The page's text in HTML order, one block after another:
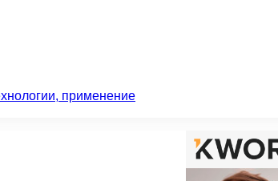
применение